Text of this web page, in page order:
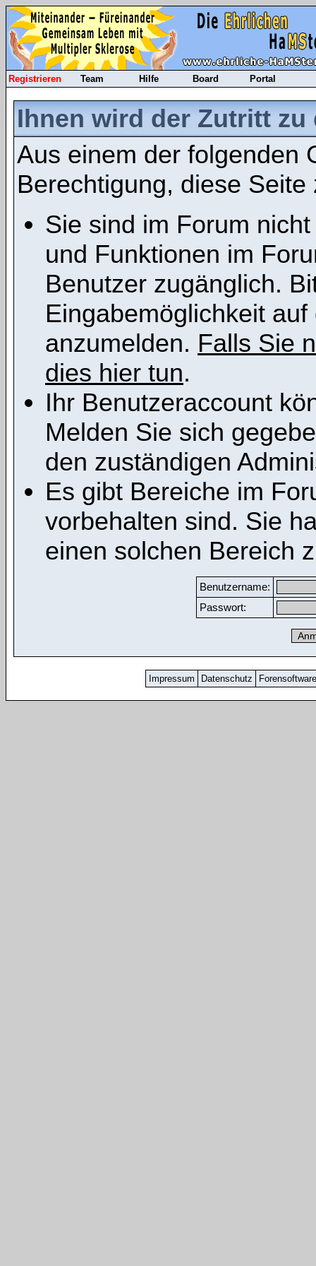
Registrieren Team Hilfe Board Portal
Ihnen wird der Zutritt
Aus einem der folgenden
Berechtigung, diese Seite
Sie sind im Forum
und Funktionen im
Benutzer zugänglich.
Eingabemöglichkeit
anzumelden. Falls Sie
dies hier tun.
Ihr Benutzeraccount
Melden Sie sich
den zuständigen
Es gibt Bereiche im
vorbehalten sind. Sie
einen solchen Bereich
Benutzername:
Passwort:
Impressum Datenschutz